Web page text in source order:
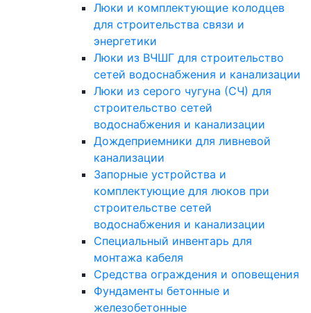
Люки и комплектующие колодцев
для строительства связи и
энергетики
Люки из ВЧШГ для строительство
сетей водоснабжения и канализации
Люки из серого чугуна (СЧ) для
строительство сетей
водоснабжения и канализации
Дождеприемники для ливневой
канализации
Запорные устройства и
комплектующие для люков при
строительстве сетей
водоснабжения и канализации
Специальный инвентарь для
монтажа кабеля
Средства ограждения и оповещения
Фундаменты бетонные и
железобетонные